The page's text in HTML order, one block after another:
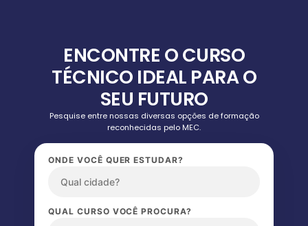
ENCONTRE O CURSO
TÉCNICO IDEAL PARA O
SEU FUTURO
Pesquise entre nossas diversas opções de formação
reconhecidas pelo MEC.
ONDE VOCÊ QUER ESTUDAR?
QUAL CURSO VOCÊ PROCURA?